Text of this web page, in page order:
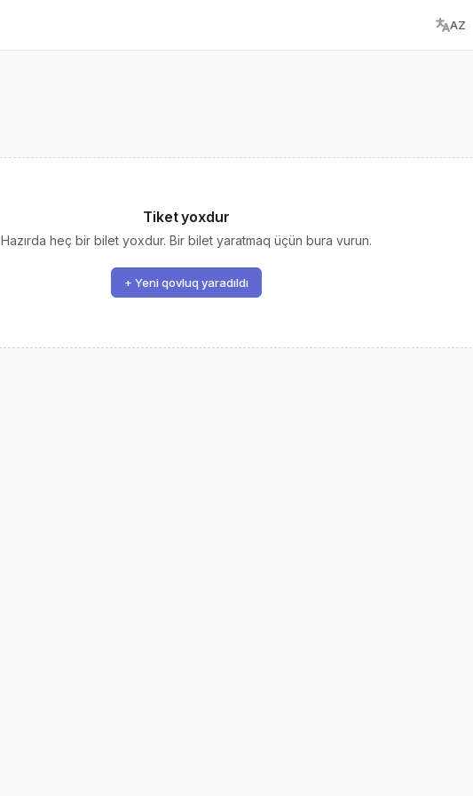
AZ
Tiket yoxdur
Hazırda heç bir bilet yoxdur. Bir bilet yaratmaq üçün bura vurun.
+ Yeni qovluq yaradıldı